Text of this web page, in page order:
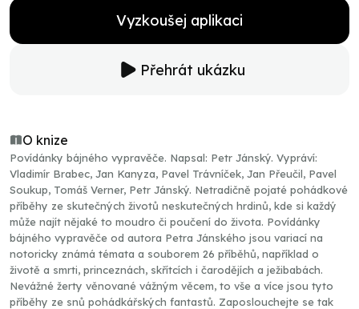
Vyzkoušej aplikaci
Přehrát ukázku
O knize
Povídánky bájného vypravěče. Napsal: Petr Jánský. Vypráví:
Vladimír Brabec, Jan Kanyza, Pavel Trávníček, Jan Přeučil, Pavel
Soukup, Tomáš Verner, Petr Jánský. Netradičně pojaté pohádkové
příběhy ze skutečných životů neskutečných hrdinů, kde si každý
může najít nějaké to moudro či poučení do života. Povídánky
bájného vypravěče od autora Petra Jánského jsou variací na
notoricky známá témata a souborem 26 příběhů, například o
životě a smrti, princeznách, skřítcích i čarodějích a ježibabách.
Nevážné žerty věnované vážným věcem, to vše a více jsou tyto
příběhy ze snů pohádkářských fantastů. Zaposlouchejte se tak